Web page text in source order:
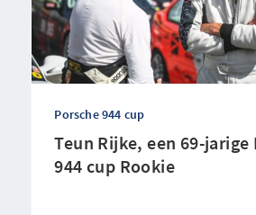
Porsche 944 cup
Teun Rijke, een 69-jarige
944 cup Rookie